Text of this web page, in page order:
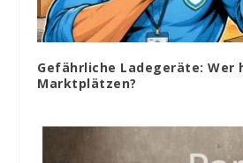
Gefährliche Ladegeräte:
Marktplätzen?